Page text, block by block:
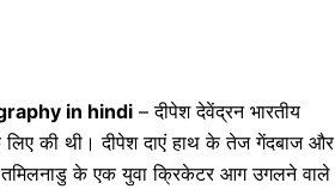
in hindi – दीपेश देवेंद्रन भारतीय
की थी। दीपेश दाएं हाथ के तेज गेंदबाज और
के एक युवा क्रिकेटर आग उगलने वाले